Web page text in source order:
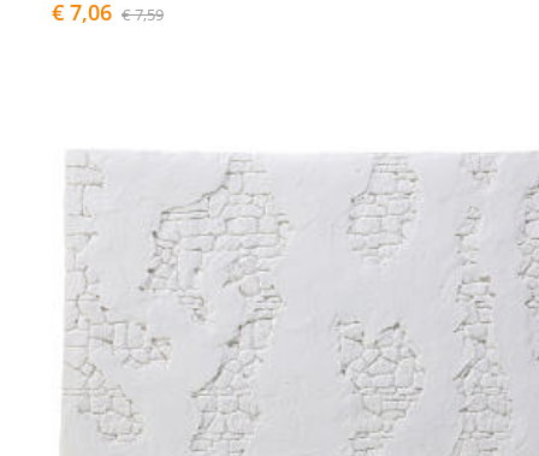
€ 7,06 € 7,59